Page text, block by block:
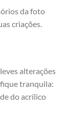
da foto
criações.
alterações
tranquila:
do acrílico